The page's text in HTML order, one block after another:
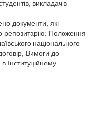
викладачів
документи, які
репозитарію: Положення
національного
Вимоги до
Інституційному